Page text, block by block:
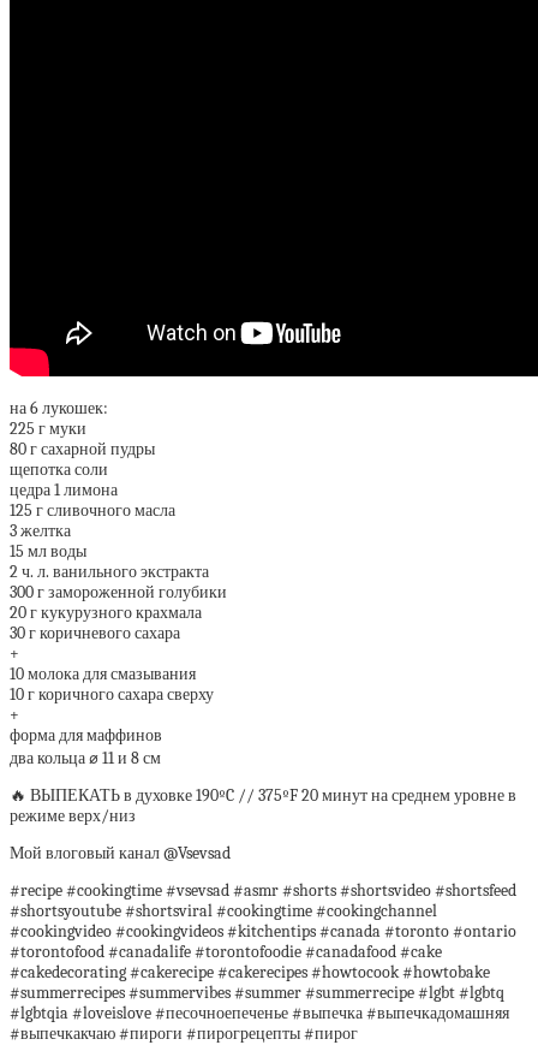
на 6 лукошек:
225 г муки
80 г сахарной пудры
щепотка соли
цедра 1 лимона
125 г сливочного масла
3 желтка
15 мл воды
2 ч. л. ванильного экстракта
300 г замороженной голубики
20 г кукурузного крахмала
30 г коричневого сахара
+
10 молока для смазывания
10 г коричного сахара сверху
+
форма для маффинов
два кольца ⌀ 11 и 8 см
🔥 ВЫПЕКАТЬ в духовке 190ºC // 375ºF 20 минут на среднем уровне в
режиме верх/низ
Мой влоговый канал @Vsevsad
#recipe #cookingtime #vsevsad #asmr #shorts #shortsvideo #shortsfeed
#shortsyoutube #shortsviral #cookingtime #cookingchannel
#cookingvideo #cookingvideos #kitchentips #canada #toronto #ontario
#torontofood #canadalife #torontofoodie #canadafood #cake
#cakedecorating #cakerecipe #cakerecipes #howtocook #howtobake
#summerrecipes #summervibes #summer #summerrecipe #lgbt #lgbtq
#lgbtqia #loveislove #песочноепеченье #выпечка #выпечкадомашняя
#выпечкакчаю #пироги #пирогрецепты #пирог